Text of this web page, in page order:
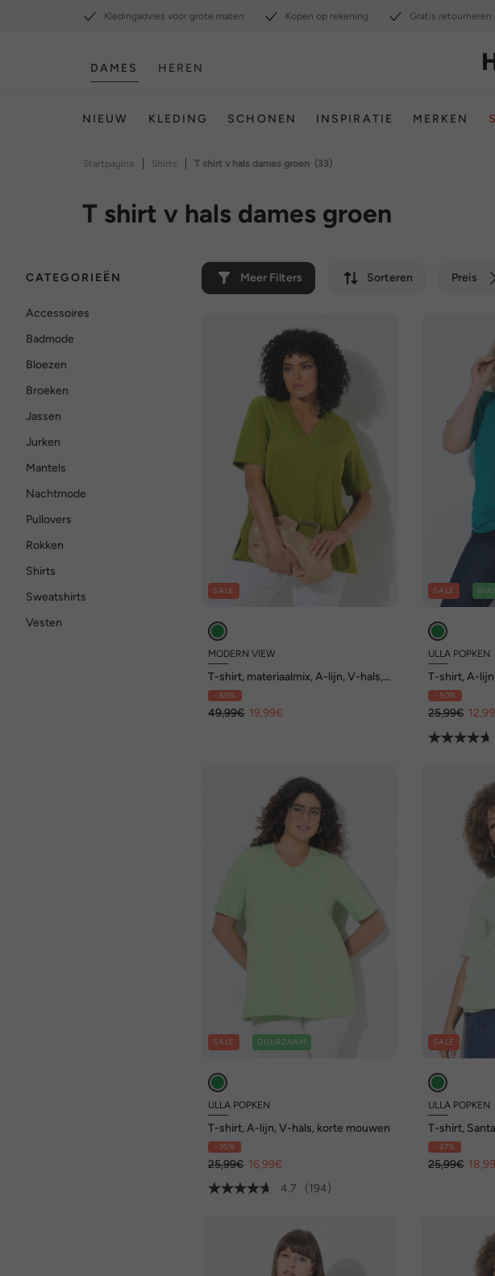
Kledingadvies voor grote maten Kopen op rekening Gratis retourneren
DAMES HEREN
NIEUW KLEDING SCHONEN INSPIRATIE MERKEN
Startpagina | Shirts | T shirt v hals dames groen (33)
T shirt v hals dames groen
CATEGORIEËN Meer Filters Sorteren Preis
Accessoires
Badmode
Bloezen
Broeken
Jassen
Jurken
Mantels
Nachtmode
Pullovers
Rokken
Shirts
Sweatshirts
Vesten
SALE
MODERN VIEW
T-shirt, materiaalmix, A-lijn, V-hals,
korte mouw
- 60%
49,99€ 19,99€
SALE
ULLA POPKEN
T-shirt, A-
- 50%
25,99€
SALE DUURZAAM
ULLA POPKEN
T-shirt, A-lijn, V-hals, korte mouwen
- 35%
25,99€ 16,99€
4.7
(194)
SALE
ULLA POPKEN
T-shirt,
halflange
- 27%
25,99€